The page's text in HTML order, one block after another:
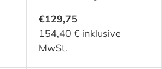
€129,75
154,40 € inklusive
MwSt.